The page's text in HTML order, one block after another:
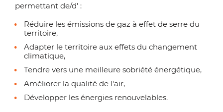
permettant de/d' :
Réduire les émissions de gaz à effet de serre du
territoire,
Adapter le territoire aux effets du changement
climatique,
Tendre vers une meilleure sobriété énergétique,
Améliorer la qualité de l'air,
Développer les énergies renouvelables.